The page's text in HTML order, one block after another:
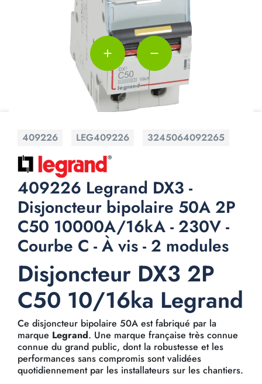
409226 LEG409226 3245064092265
409226 Legrand DX3 -
Disjoncteur bipolaire 50A 2P
C50 10000A/16kA - 230V -
Courbe C - À vis - 2 modules
Disjoncteur DX3 2P
C50 10/16ka Legrand
Ce disjoncteur bipolaire 50A est fabriqué par la
marque Legrand. Une marque française très connue
connue du grand public, dont la robustesse et les
performances sans compromis sont validées
quotidiennement par les installateurs sur les chantiers.
add remove